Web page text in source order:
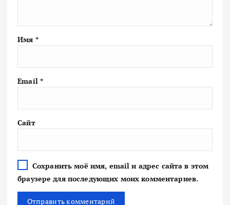
Имя *
Email *
Сайт
Сохранить моё имя, email и адрес сайта в этом
браузере для последующих моих комментариев.